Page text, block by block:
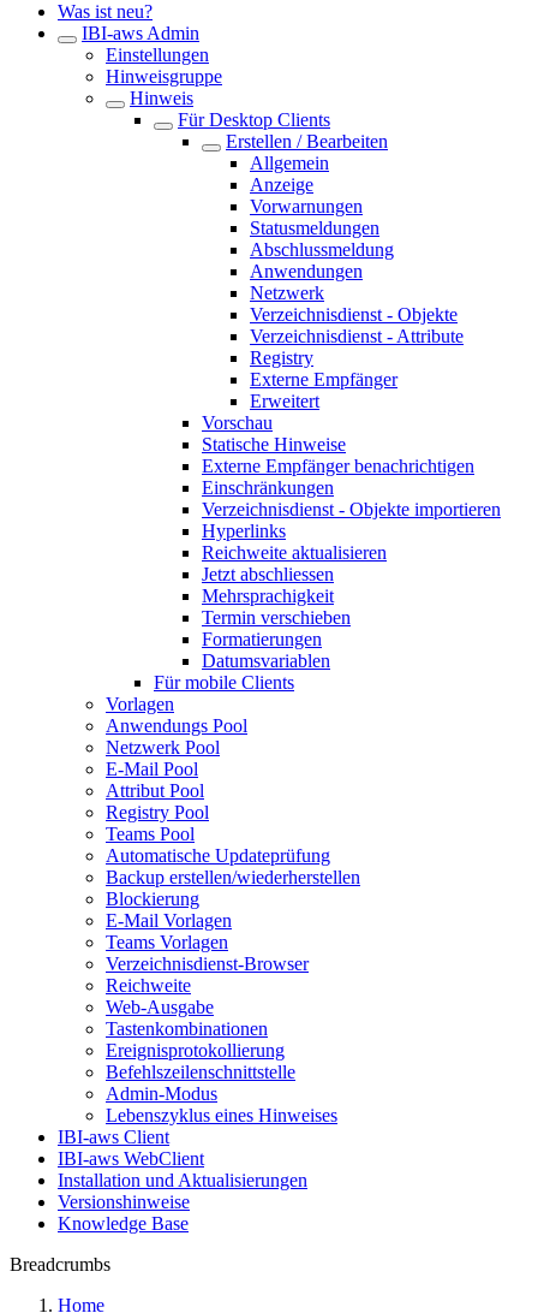
Was ist neu?
IBI-aws Admin
Einstellungen
Hinweisgruppe
Hinweis
Für Desktop Clients
Erstellen / Bearbeiten
Allgemein
Anzeige
Vorwarnungen
Statusmeldungen
Abschlussmeldung
Anwendungen
Netzwerk
Verzeichnisdienst - Objekte
Verzeichnisdienst - Attribute
Registry
Externe Empfänger
Erweitert
Vorschau
Statische Hinweise
Externe Empfänger benachrichtigen
Einschränkungen
Verzeichnisdienst - Objekte importieren
Hyperlinks
Reichweite aktualisieren
Jetzt abschliessen
Mehrsprachigkeit
Termin verschieben
Formatierungen
Datumsvariablen
Für mobile Clients
Vorlagen
Anwendungs Pool
Netzwerk Pool
E-Mail Pool
Attribut Pool
Registry Pool
Teams Pool
Automatische Updateprüfung
Backup erstellen/wiederherstellen
Blockierung
E-Mail Vorlagen
Teams Vorlagen
Verzeichnisdienst-Browser
Reichweite
Web-Ausgabe
Tastenkombinationen
Ereignisprotokollierung
Befehlszeilenschnittstelle
Admin-Modus
Lebenszyklus eines Hinweises
IBI-aws Client
IBI-aws WebClient
Installation und Aktualisierungen
Versionshinweise
Knowledge Base
Breadcrumbs
Home